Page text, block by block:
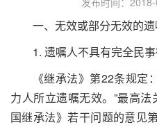
一、无效或部分无效的
1. 遗嘱人不具有完全民
《继承法》第22条规定
力人所立遗嘱无效。”最高
国继承法》若干问题的意见